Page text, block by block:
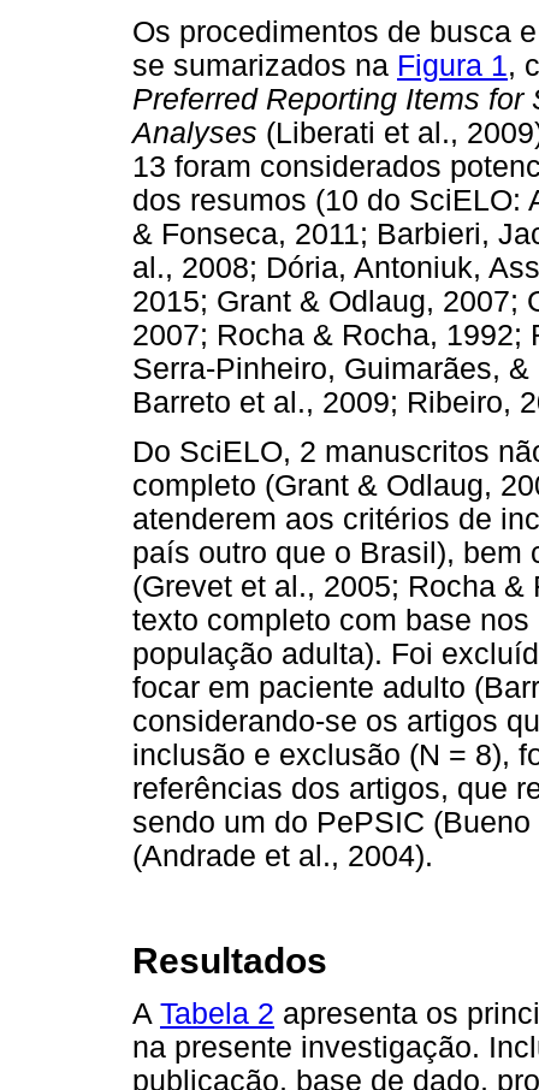
Os procedimentos de busca
se sumarizados na Figura 1,
Preferred Reporting Items
Analyses (Liberati et al.,
13 foram considerados
dos resumos (10 do SciELO:
& Fonseca, 2011; Barbieri,
al., 2008; Dória, Antoniuk,
2015; Grant & Odlaug, 2007;
2007; Rocha & Rocha, 1992;
Serra-Pinheiro, Guimarães,
Barreto et al., 2009; Ribeiro,
Do SciELO, 2 manuscritos
completo (Grant & Odlaug,
atenderem aos critérios de
país outro que o Brasil), bem
(Grevet et al., 2005; Rocha
texto completo com base
população adulta). Foi
focar em paciente adulto
considerando-se os artigos
inclusão e exclusão (N = 8),
referências dos artigos, que
sendo um do PePSIC
(Andrade et al., 2004).
Resultados
A Tabela 2 apresenta os
na presente investigação.
publicação, base de dado,